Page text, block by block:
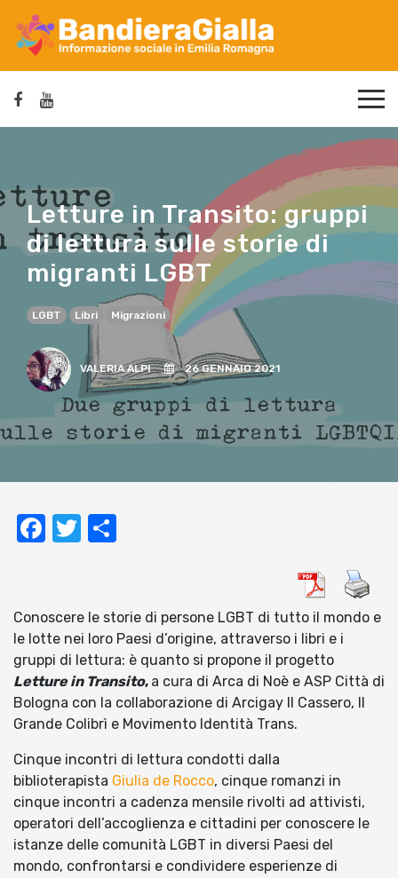
Letture in Transito: gruppi
di lettura sulle storie di
migranti LGBT
LGBT Libri Migrazioni
VALERIA ALPI 26 GENNAIO 2021
Facebook
Twitter
Conoscere le storie di persone LGBT di tutto il mondo e
le lotte nei loro Paesi d’origine, attraverso i libri e i
gruppi di lettura: è quanto si propone il progetto
Letture in Transito, a cura di Arca di Noè e ASP Città di
Bologna con la collaborazione di Arcigay Il Cassero, Il
Grande Colibrì e Movimento Identità Trans.
Cinque incontri di lettura condotti dalla
biblioterapista Giulia de Rocco, cinque romanzi in
cinque incontri a cadenza mensile rivolti ad attivisti,
operatori dell’accoglienza e cittadini per conoscere le
istanze delle comunità LGBT in diversi Paesi del
mondo, confrontarsi e condividere esperienze di